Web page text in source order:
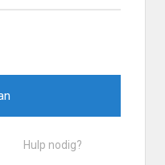
Hulp nodig?